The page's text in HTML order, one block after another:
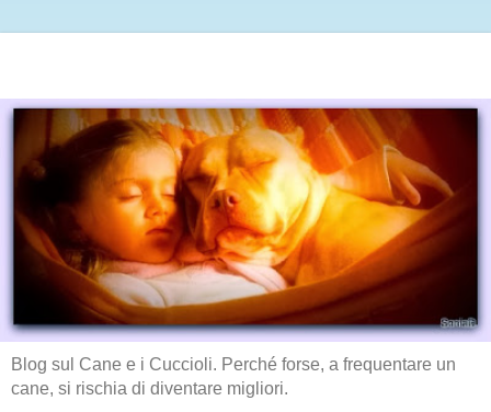
Blog sul Cane e i Cuccioli. Perché forse, a frequentare un
cane, si rischia di diventare migliori.